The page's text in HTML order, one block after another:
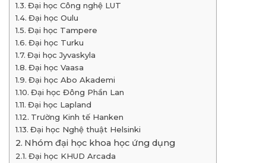
Đại học Công nghệ LUT
Đại học Oulu
Đại học Tampere
Đại học Turku
Đại học Jyvaskyla
Đại học Vaasa
Đại học Abo Akademi
Đại học Đông Phần Lan
Đại học Lapland
Trường Kinh tế Hanken
Đại học Nghệ thuật Helsinki
Nhóm đại học khoa học ứng dụng
Đại học KHUD Arcada